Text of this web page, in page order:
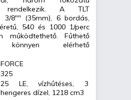
rendelkezik. A TLT
3/8"" (35mm), 6 bordás,
540 és 1000 1/perc
működtethető. Fűthető
könnyen elérhető
FORCE
325
25 LE, vízhűtéses, 3
hengeres dízel, 1218 cm3